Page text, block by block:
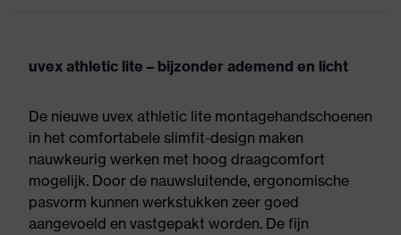
uvex athletic lite – bijzonder ademend en licht
De nieuwe uvex athletic lite montagehandschoenen
in het comfortabele slimfit-design maken
nauwkeurig werken met hoog draagcomfort
mogelijk. Door de nauwsluitende, ergonomische
pasvorm kunnen werkstukken zeer goed
aangevoeld en vastgepakt worden. De fijn